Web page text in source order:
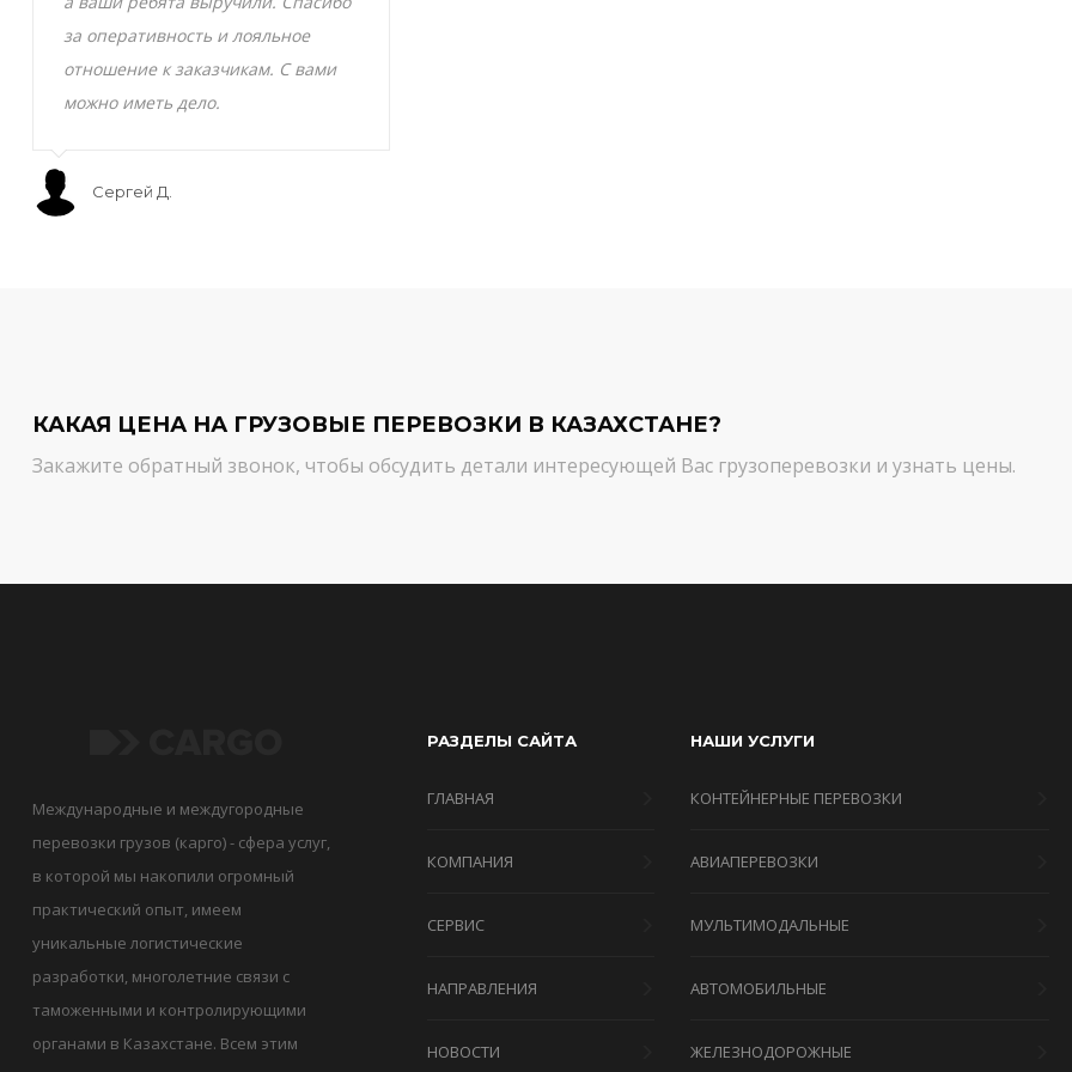
за оперативность и лояльное
отношение к заказчикам. С вами
можно иметь дело.
Сергей Д.
КАКАЯ ЦЕНА НА ГРУЗОВЫЕ ПЕРЕВОЗКИ В КАЗАХСТАНЕ?
Закажите обратный звонок, чтобы обсудить детали интересующей Вас грузоперевозки и узнать цены.
Международные и междугородные
перевозки грузов (карго) - сфера услуг,
в которой мы накопили огромный
практический опыт, имеем
уникальные логистические
разработки, многолетние связи с
таможенными и контролирующими
органами в Казахстане. Всем этим
РАЗДЕЛЫ САЙТА
ГЛАВНАЯ
КОМПАНИЯ
СЕРВИС
НАПРАВЛЕНИЯ
НОВОСТИ
НАШИ УСЛУГИ
КОНТЕЙНЕРНЫЕ ПЕРЕВОЗКИ
АВИАПЕРЕВОЗКИ
МУЛЬТИМОДАЛЬНЫЕ
АВТОМОБИЛЬНЫЕ
ЖЕЛЕЗНОДОРОЖНЫЕ